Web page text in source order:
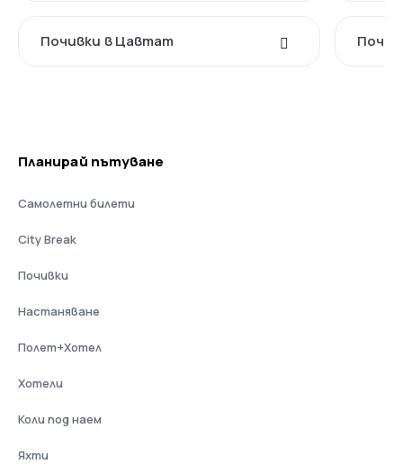
Почивки в Цавтат
Планирай пътуване
Самолетни билети
City Break
Почивки
Настаняване
Полет+Хотел
Хотели
Коли под наем
Яхти